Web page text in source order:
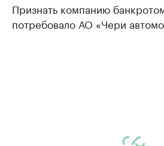
Признать компанию
потребовало АО «Чери